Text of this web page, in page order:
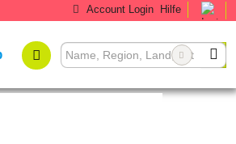
Account Login Hilfe